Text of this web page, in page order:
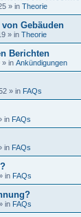
» in Theorie
Gebäuden
» in Theorie
Berichten
» in Ankündigungen
» in FAQs
in FAQs
in FAQs
in FAQs
in FAQs